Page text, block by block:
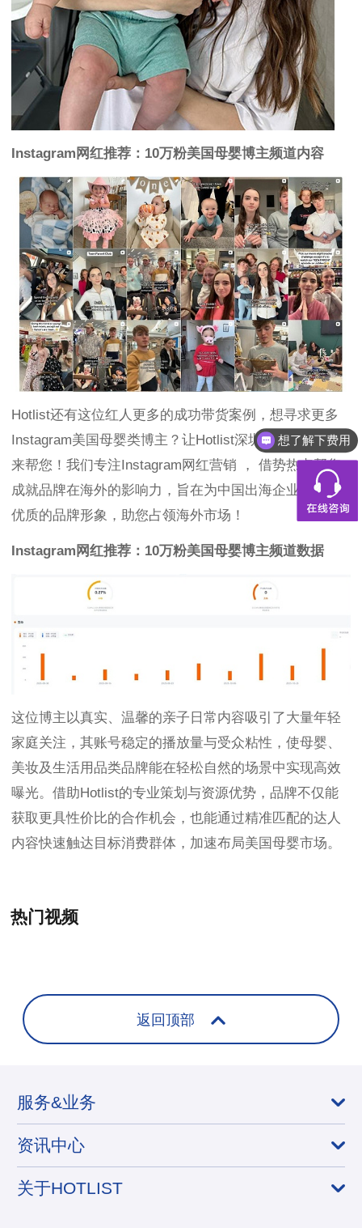
Instagram网红推荐：10万粉美国母婴博主频道内容
Hotlist还有这位红人更多的成功带货案例，想寻求更多
Instagram美国母婴类博主？让Hotlist深圳热点营销公司
来帮您！我们专注Instagram网红营销 ， 借势热点帮您
成就品牌在海外的影响力，旨在为中国出海企业打造更
优质的品牌形象，助您占领海外市场！
Instagram网红推荐：10万粉美国母婴博主频道数据
这位博主以真实、温馨的亲子日常内容吸引了大量年轻
家庭关注，其账号稳定的播放量与受众粘性，使母婴、
美妆及生活用品类品牌能在轻松自然的场景中实现高效
曝光。借助Hotlist的专业策划与资源优势，品牌不仅能
获取更具性价比的合作机会，也能通过精准匹配的达人
内容快速触达目标消费群体，加速布局美国母婴市场。
热门视频
返回顶部
服务&业务
资讯中心
关于HOTLIST
想了解下费用